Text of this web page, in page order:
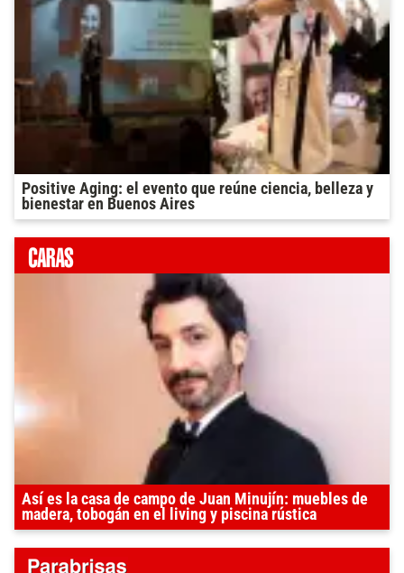
Positive Aging: el evento que reúne ciencia, belleza y
bienestar en Buenos Aires
Así es la casa de campo de Juan Minujín: muebles de
madera, tobogán en el living y piscina rústica